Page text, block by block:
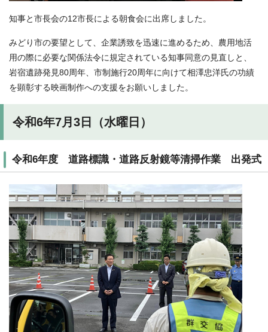
知事と市長会の12市長による朝食会に出席しました。
みどり市の要望として、企業誘致を迅速に進めるため、農用地活
用の際に必要な関係法令に規定されている知事同意の見直しと、
岩宿遺跡発見80周年、市制施行20周年に向けて相澤忠洋氏の功績
を顕彰する映画制作への支援をお願いしました。
令和6年7月3日（水曜日）
令和6年度 道路標識・道路反射鏡等清掃作業 出発式